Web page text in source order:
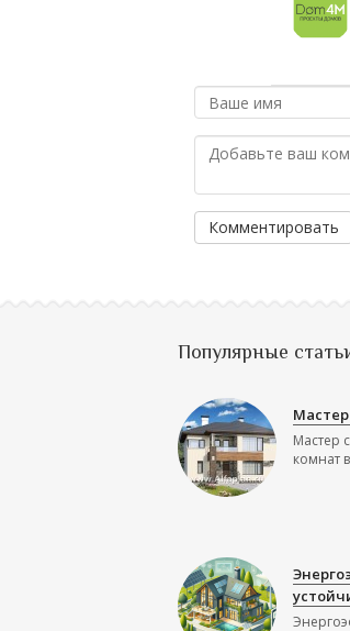
Комментировать
Популярные
Мастер
комнат